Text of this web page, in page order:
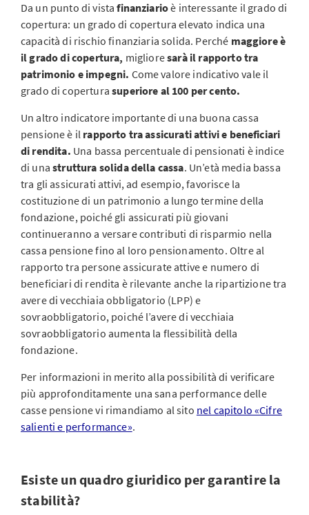
Da un punto di vistafinanziarioè interessante il grado di
copertura: un grado di copertura elevato indica una
capacità di rischio finanziaria solida. Perché maggiore è
il grado di copertura, miglioresarà il rapporto tra
patrimonio e impegni. Come valore indicativo vale il
grado di coperturasuperiore al 100 per cento.
Un altro indicatore importante di una buona cassa
pensione è il rapporto tra assicurati attivi e beneficiari
di rendita. Una bassa percentuale di pensionati è indice
di unastruttura solida della cassa. Un’età media bassa
tra gli assicurati attivi, ad esempio, favorisce la
costituzione di un patrimonio a lungo termine della
fondazione, poiché gli assicurati più giovani
continueranno a versare contributi di risparmio nella
cassa pensione fino al loro pensionamento. Oltre al
rapporto tra persone assicurate attive e numero di
beneficiari di rendita è rilevante anche la ripartizione tra
avere di vecchiaia obbligatorio (LPP) e
sovraobbligatorio, poiché l’avere di vecchiaia
sovraobbligatorio aumenta la flessibilità della
fondazione.
Per informazioni in merito alla possibilità di verificare
più approfonditamente una sana performance delle
casse pensione vi rimandiamo al sito nel capitolo «Cifre
salienti e performance».
Esiste un quadro giuridico per garantire la
stabilità?